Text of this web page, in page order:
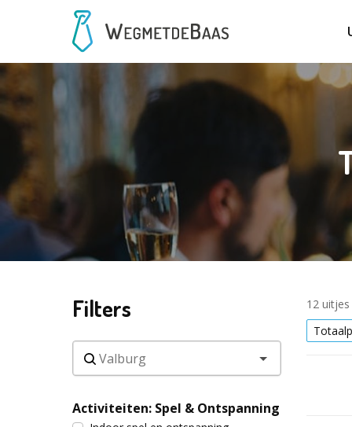
Filters
Activiteiten: Spel & Ontspanning
12